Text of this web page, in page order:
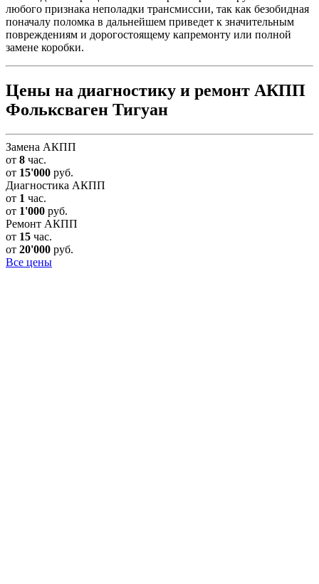
любого признака неполадки трансмиссии, так как безобидная
поначалу поломка в дальнейшем приведет к значительным
повреждениям и дорогостоящему капремонту или полной
замене коробки.
Цены на диагностику и ремонт АКПП
Фольксваген Тигуан
Замена АКПП
от 8 час.
от 15'000 руб.
Диагностика АКПП
от 1 час.
от 1'000 руб.
Ремонт АКПП
от 15 час.
от 20'000 руб.
Все цены